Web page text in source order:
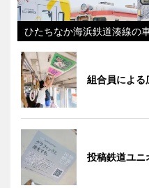
ひたちなか海浜鉄道湊線の
組合員による
投稿鉄道ユニ